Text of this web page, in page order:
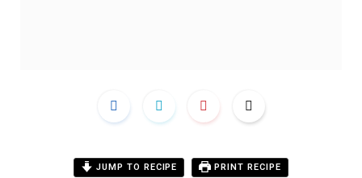
JUMP TO RECIPE PRINT RECIPE